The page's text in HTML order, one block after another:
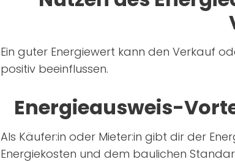
Ein guter Energiewert kann den Verkauf
positiv beeinflussen.
Energieausweis-
Als Käufer:in oder Mieter:in gibt dir der
Energiekosten und dem baulichen